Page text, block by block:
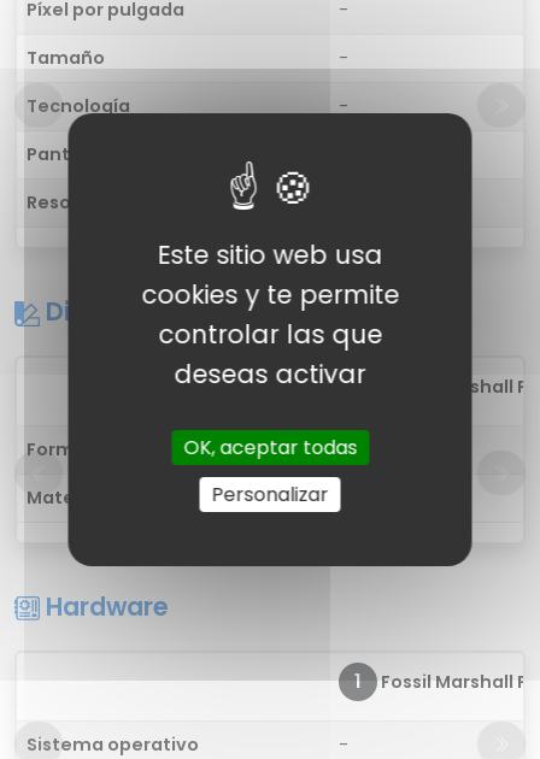
Píxel por pulgada
-
Tamaño
-
Tecnología
-
Pantalla táctil
Resolución
Diseño
1 Fossil Marshall
Forma
-
Materiales
Hardware
1 Fossil Marshall
Sistema operativo -
Este sitio web usa
cookies y te permite
controlar las que
deseas activar
OK, aceptar todas
Personalizar